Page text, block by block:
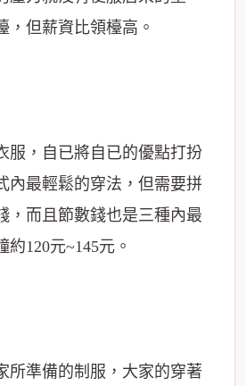
，但薪資比領檯高。
服，自已將自已的優點打扮
內最輕鬆的穿法，但需要拼
，而且節數錢也是三種內最
120元~145元。
所準備的制服，大家的穿著